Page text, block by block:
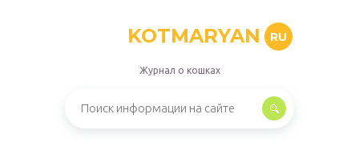
KOTMARYAN RU
Журнал о кошках